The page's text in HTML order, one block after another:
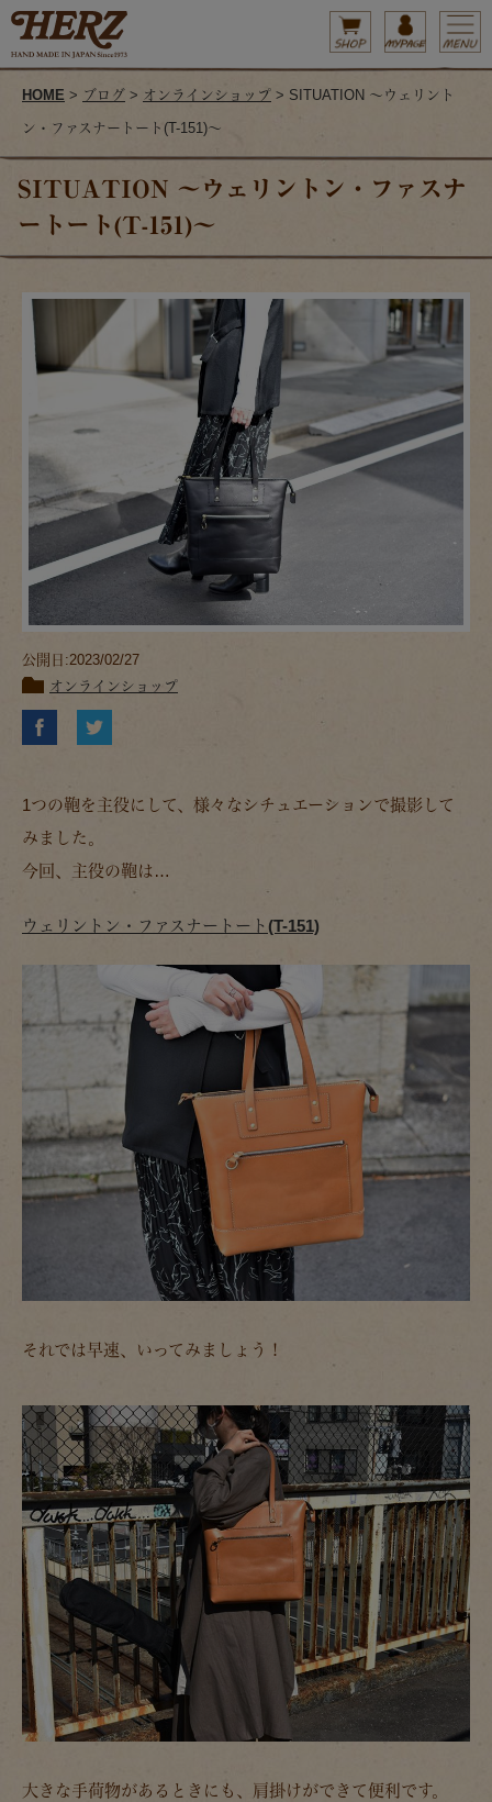
HOME > ブログ > オンラインショップ > SITUATION ～ウェリント
ン・ファスナートート(T-151)～
SITUATION ～ウェリントン・ファスナ
ートート(T-151)～
公開日:2023/02/27
オンラインショップ
1つの鞄を主役にして、様々なシチュエーションで撮影して
みました。
今回、主役の鞄は…
ウェリントン・ファスナートート(T-151)
それでは早速、いってみましょう！
大きな手荷物があるときにも、肩掛けができて便利です。